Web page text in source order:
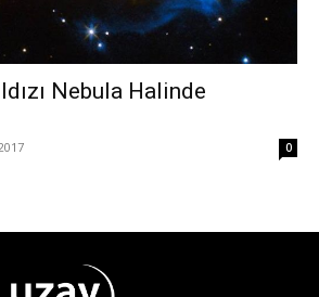
Nebula Halinde
0